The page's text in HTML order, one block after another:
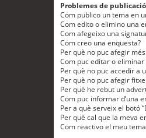
Problemes de publicació
Com publico un tema en
Com edito o elimino una
Com afegeixo una
Com creo una enquesta?
Per què no puc afegir
Com puc editar o eliminar
Per què no puc accedir a
Per què no puc afegir
Per què he rebut un
Com puc informar d’una
Per a què serveix el botó
Per què cal que la meva
Com reactivo el meu